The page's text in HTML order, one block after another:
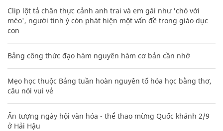
Clip lột tả chân thực cảnh anh trai và em gái như 'chó với
mèo', người tinh ý còn phát hiện một vấn đề trong giáo dục
con
Bảng công thức đạo hàm nguyên hàm cơ bản cần nhớ
Mẹo học thuộc Bảng tuần hoàn nguyên tố hóa học bằng thơ,
câu nói vui vẻ
Ấn tượng ngày hội văn hóa - thể thao mừng Quốc khánh 2/9
ở Hải Hậu